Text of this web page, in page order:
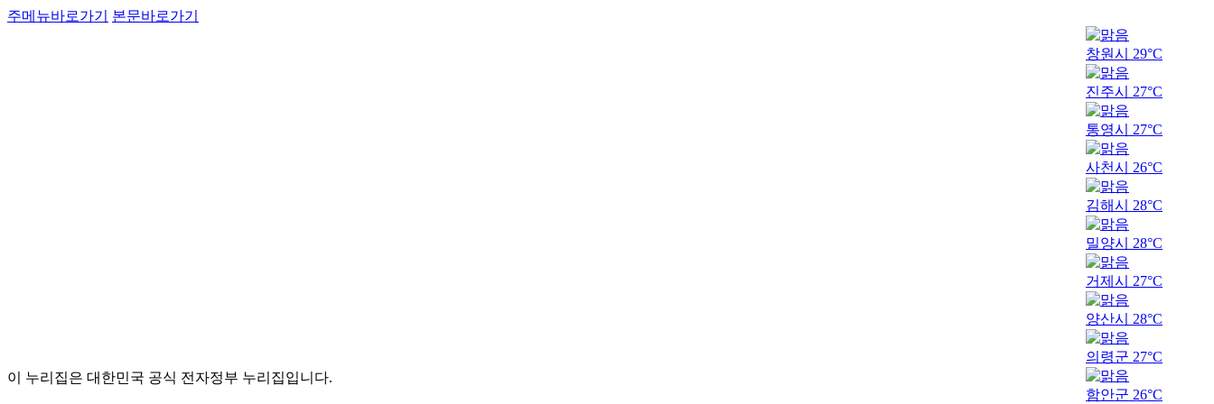
주메뉴바로가기 본문바로가기
이 누리집은 대한민국 공식 전자정부 누리집입니다.
창원시 29°C
진주시 27°C
통영시 27°C
사천시 26°C
김해시 28°C
밀양시 28°C
거제시 27°C
양산시 28°C
의령군 27°C
함안군 26°C